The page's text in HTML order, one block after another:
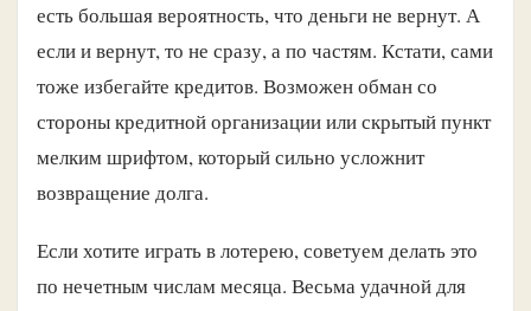
есть большая вероятность, что деньги не вернут. А
если и вернут, то не сразу, а по частям. Кстати, сами
тоже избегайте кредитов. Возможен обман со
стороны кредитной организации или скрытый пункт
мелким шрифтом, который сильно усложнит
возвращение долга.
Если хотите играть в лотерею, советуем делать это
по нечетным числам месяца. Весьма удачной для